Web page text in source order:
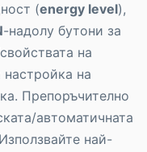
(energy level),
-надолу бутони за
на
на
Препоръчително
автоматичната
най-